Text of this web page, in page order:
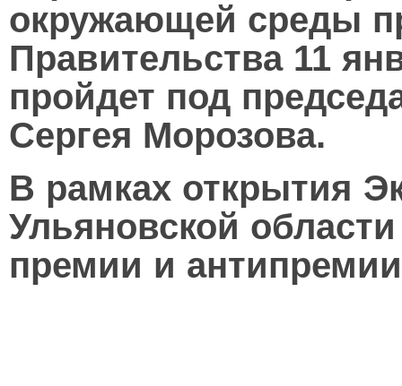
окружающей среды
Правительства 11
пройдет под
Сергея Морозова.
В рамках открытия
Ульяновской
премии и